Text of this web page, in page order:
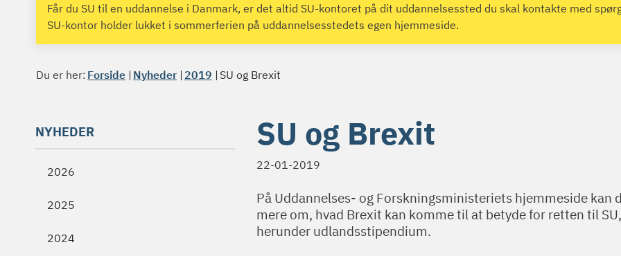
Får du SU til en uddannelse i Danmark, er det altid SU-kontoret på dit uddannelsessted du skal kontakte med
SU-kontor holder lukket i sommerferien på uddannelsesstedets egen hjemmeside.
Du er her: Forside Nyheder 2019 SU og Brexit
NYHEDER
2026
2025
2024
SU og Brexit
22-01-2019
På Uddannelses- og Forskningsministeriets hjemmeside kan
mere om, hvad Brexit kan komme til at betyde for retten til SU,
herunder udlandsstipendium.